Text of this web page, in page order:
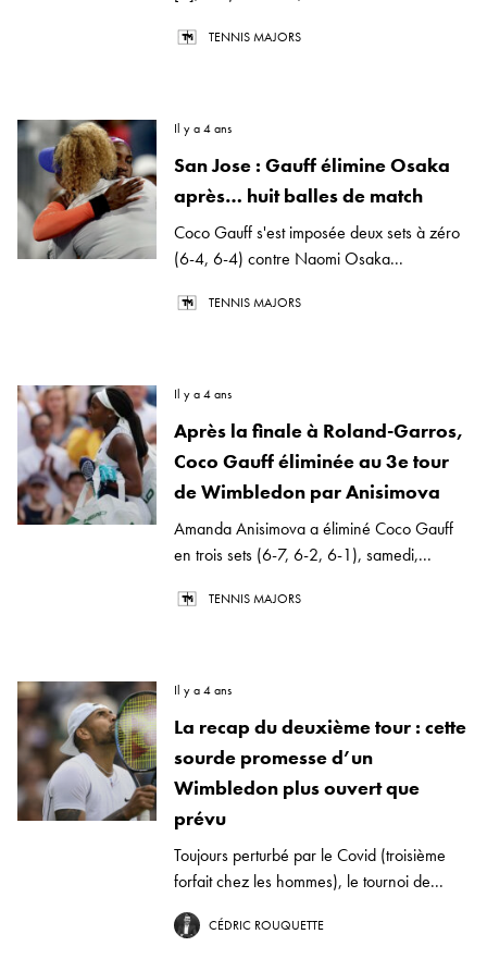
TENNIS MAJORS
Il y a 4 ans
San Jose : Gauff élimine Osaka
après… huit balles de match
Coco Gauff s'est imposée deux sets à zéro
(6-4, 6-4) contre Naomi Osaka...
TENNIS MAJORS
Il y a 4 ans
Après la finale à Roland-Garros,
Coco Gauff éliminée au 3e tour
de Wimbledon par Anisimova
Amanda Anisimova a éliminé Coco Gauff
en trois sets (6-7, 6-2, 6-1), samedi,...
TENNIS MAJORS
Il y a 4 ans
La recap du deuxième tour : cette
sourde promesse d’un
Wimbledon plus ouvert que
prévu
Toujours perturbé par le Covid (troisième
forfait chez les hommes), le tournoi de...
CÉDRIC ROUQUETTE